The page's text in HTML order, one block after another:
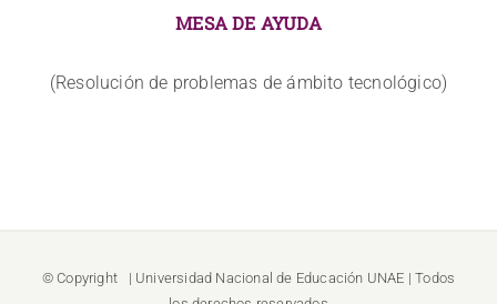
MESA DE AYUDA
(Resolución de problemas de ámbito tecnológico)
© Copyright | Universidad Nacional de Educación UNAE | Todos